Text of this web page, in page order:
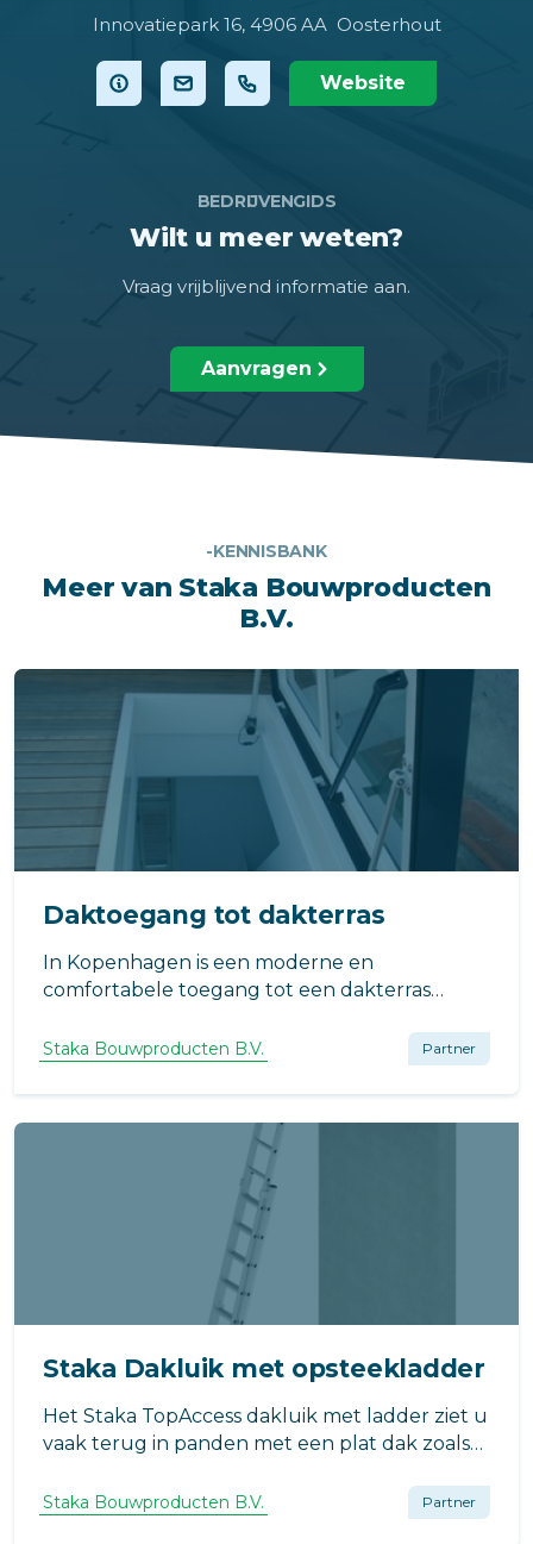
Innovatiepark 16, 4906 AA Oosterhout
Website
BEDRIJVENGIDS
Wilt u meer weten?
Vraag vrijblijvend informatie aan.
Aanvragen
-KENNISBANK
Meer van Staka Bouwproducten
B.V.
Daktoegang tot dakterras
In Kopenhagen is een moderne en
comfortabele toegang tot een dakterras
gecombineerd is met een glazen dakluik van
Staka Bouwproducten B.V. Partner
Staka Dakluik met opsteekladder
Het Staka TopAccess dakluik met ladder ziet u
vaak terug in panden met een plat dak zoals
verzorgde ontwerp trekt het Staka dakluik
geen aandacht. Voor onbevoegden is het lastig
Staka Bouwproducten B.V. Partner